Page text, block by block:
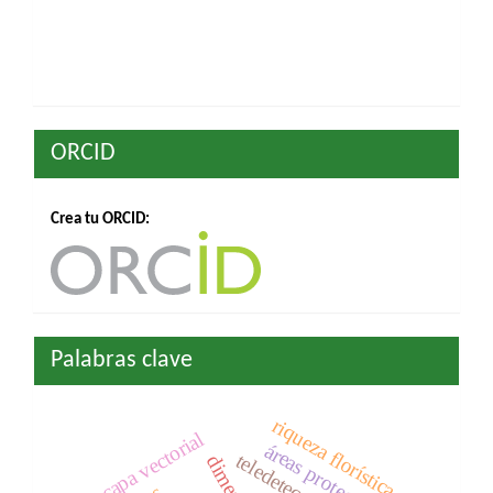
ORCID
Crea tu ORCID:
Palabras clave
capa vectorial riqueza florística